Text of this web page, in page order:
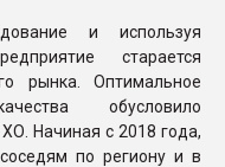
и используя
старается
рынка. Оптимальное
обусловило
Начиная с 2018 года,
по региону и в